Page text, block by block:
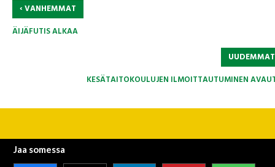
‹VANHEMMAT
ÄIJÄFUTIS ALKAA
KESÄTAITOKOULUJEN ILMOITTAUTUMINEN
Jaa somessa